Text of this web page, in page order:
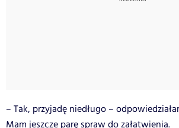
– Tak, przyjadę niedługo –
Mam jeszcze parę spraw do załatwienia.